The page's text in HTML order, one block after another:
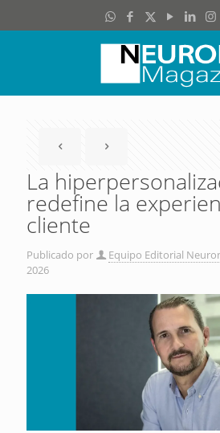
La
redefine la
cliente
Publicado por Equipo Editorial
2026